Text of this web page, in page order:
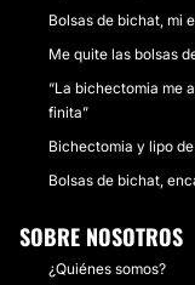
Bolsas de bichat, mi
Me quite las bolsas
“La bichectomia me
finita”
Bichectomia y lipo
Bolsas de bichat,
SOBRE NOSOTROS
¿Quiénes somos?